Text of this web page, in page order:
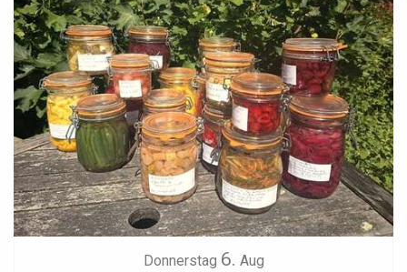
Donnerstag 6. Aug